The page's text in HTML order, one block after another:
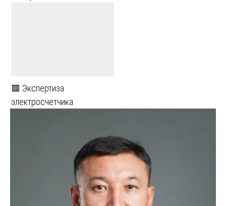
🟥 Экспертиза
электросчетчика